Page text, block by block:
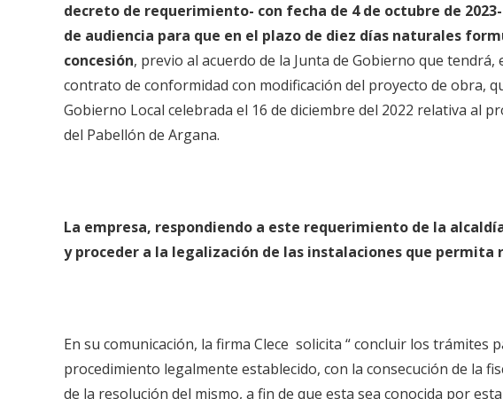
decreto de requerimiento- con fecha de 4 de octubre de
de audiencia para que en el plazo de diez días naturales
concesión, previo al acuerdo de la Junta de Gobierno que
contrato de conformidad con modificación del proyecto de obra,
Gobierno Local celebrada el 16 de diciembre del 2022 relativa al
del Pabellón de Argana.
La empresa, respondiendo a este requerimiento de la
y proceder a la legalización de las instalaciones que
En su comunicación, la firma Clece solicita “ concluir los trámites
procedimiento legalmente establecido, con la consecución de la
de la resolución del mismo, a fin de que esta sea conocida por